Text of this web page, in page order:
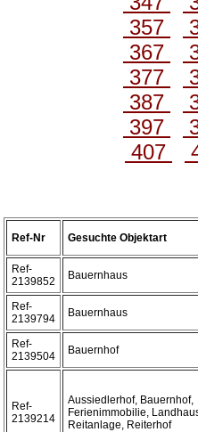
357
367
377
387
397
407
Ref-Nr Gesuchte Objektart
Ref-
2139852
Bauernhaus
Ref-
2139794
Bauernhaus
Ref-
2139504
Bauernhof
Ref-
2139214
Aussiedlerhof, Bauernhof,
Ferienimmobilie,
Reitanlage, Reiterhof